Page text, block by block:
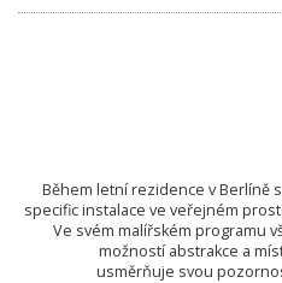
Během letní rezidence v Berlíně
specific instalace ve veřejném
Ve svém malířském programu
možností abstrakce a
usměrňuje svou